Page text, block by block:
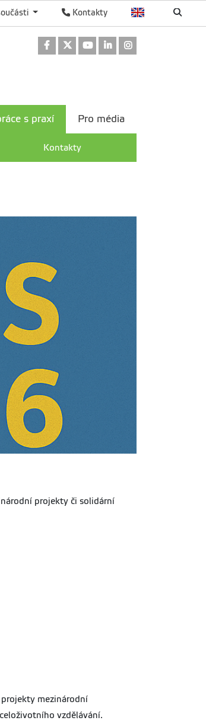
Kontakty
Odkaz na Facebook
Odkaz na Twitter
Odkaz na Youtube
Odkaz na LinkedIn
s praxí
Kontakty
Pro média
projekty či solidární
mezinárodní
vzdělávání.